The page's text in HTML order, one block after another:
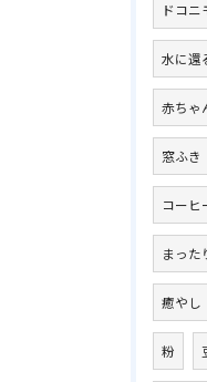
ドコニ
水に還
赤ちゃ
窓ふき
コーヒ
まった
癒やし
粉